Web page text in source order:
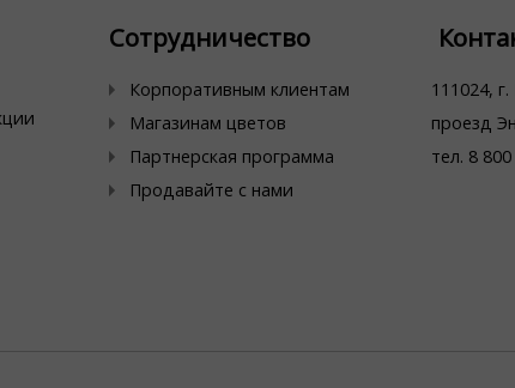
Сотрудничество
Корпоративным клиентам
Магазинам цветов
Партнерская программа
Продавайте с нами
111024,
проезд
тел. 8